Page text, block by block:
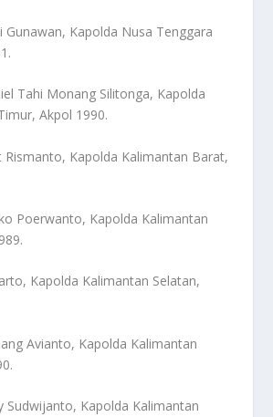
Gunawan, Kapolda Nusa Tenggara
Tahi Monang Silitonga, Kapolda
Akpol 1990.
Rismanto, Kapolda Kalimantan Barat,
Poerwanto, Kapolda Kalimantan
Kapolda Kalimantan Selatan,
Avianto, Kapolda Kalimantan
Sudwijanto, Kapolda Kalimantan